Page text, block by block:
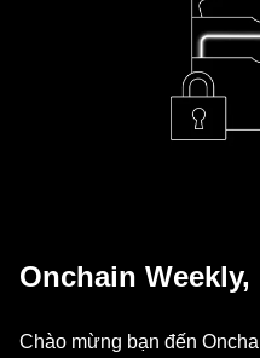
Onchain
Chào mừng bạn đến